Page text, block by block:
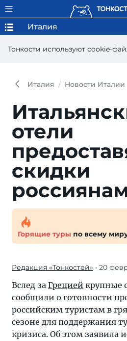
Тонкости используют сookie-
Италия
Италия Новости Италии
отели
скидки
Горящие туры по всему
Редакция «Тонкостей» • 20
Вслед за Грецией крупные
сообщили о готовности
российским туристам в
сезоне для поддержания
кризиса. Об этом заявила